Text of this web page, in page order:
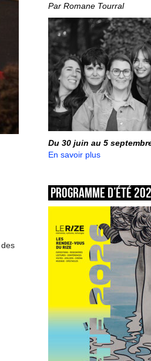
Par Romane Tourral
Du 30 juin au 5
En savoir plus
Programme d’été